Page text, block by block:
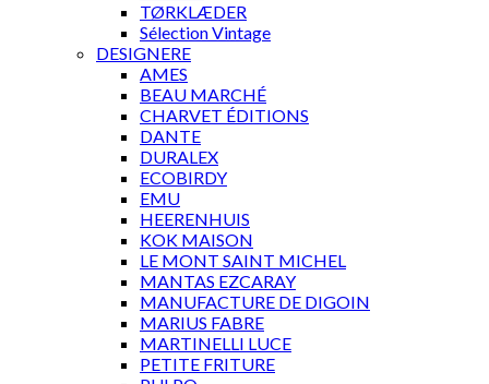
TØRKLÆDER
Sélection Vintage
DESIGNERE
AMES
BEAU MARCHÉ
CHARVET ÉDITIONS
DANTE
DURALEX
ECOBIRDY
EMU
HEERENHUIS
KOK MAISON
LE MONT SAINT MICHEL
MANTAS EZCARAY
MANUFACTURE DE DIGOIN
MARIUS FABRE
MARTINELLI LUCE
PETITE FRITURE